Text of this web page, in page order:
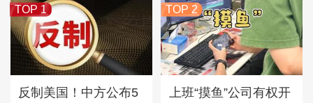
TOP 1
反制美国！中方公布5
TOP 2
上班“摸鱼”公司有权开